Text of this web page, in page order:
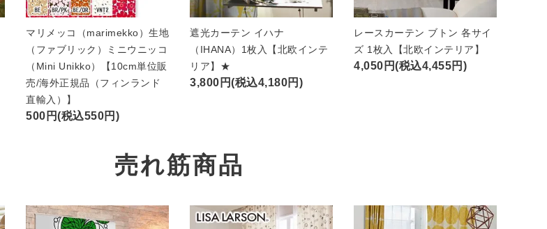
マリメッコ（marimekko）生地
（ファブリック）ミニウニッコ
（Mini Unikko）【10cm単位販
売/海外正規品（フィンランド
直輸入）】
500円(税込550円)
遮光カーテン イハナ
（IHANA）1枚入【北欧インテ
リア】★
3,800円(税込4,180円)
レースカーテン ブトン 各サイ
ズ 1枚入【北欧インテリア】
4,050円(税込4,455円)
売れ筋商品